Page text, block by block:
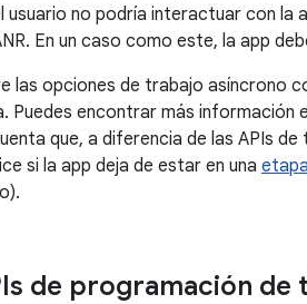
usuario no podría interactuar con la
En un caso como este, la app
las opciones de trabajo asíncrono
Puedes encontrar más información
que, a diferencia de las APIs
si la app deja de estar en una
de programación de